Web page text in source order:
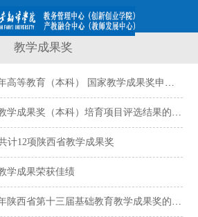
教学成果奖
教育（本科） 国家教学成果奖申报项目支撑材料
成果奖（本科）培育项目评选结果的公示
计12项陕西省教学成果奖
学成果荣获佳绩
西省第十三届基础教育教学成果奖的公示